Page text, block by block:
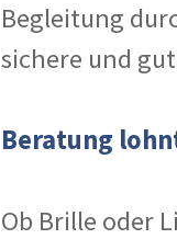
Begleitung
sichere und
Beratung
Ob Brille oder